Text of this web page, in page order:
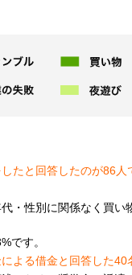
たと回答したのが86
・性別に関係なく買い
です。
よる借金と回答した40